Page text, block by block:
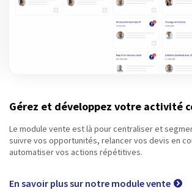
Gérez et développez votre activité
Le module vente est là pour centraliser et
suivre vos opportunités, relancer vos devis en
automatiser vos actions répétitives.
En savoir plus sur notre module vente